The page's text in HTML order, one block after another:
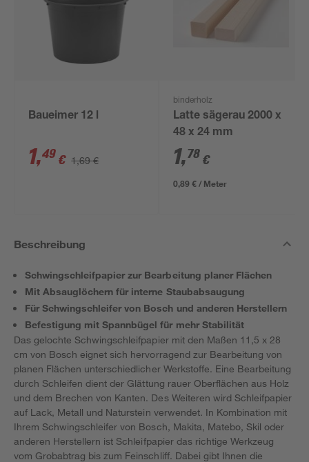
Baueimer 12 l
1,49 € 1,69 €
binderholz
Latte sägerau 2000 x
48 x 24 mm
1,78 €
0,89 € / Meter
Beschreibung
Schwingschleifpapier zur Bearbeitung planer Flächen
Mit Absauglöchern für interne Staubabsaugung
Für Schwingschleifer von Bosch und anderen Herstellern
Befestigung mit Spannbügel für mehr Stabilität
Das gelochte Schwingschleifpapier mit den Maßen 11,5 x 28
cm von Bosch eignet sich hervorragend zur Bearbeitung von
planen Flächen unterschiedlicher Werkstoffe. Eine Bearbeitung
durch Schleifen dient der Glättung rauer Oberflächen aus Holz
und dem Brechen von Kanten. Des Weiteren wird Schleifpapier
auf Lack, Metall und Naturstein verwendet. In Kombination mit
Ihrem Schwingschleifer von Bosch, Makita, Matebo, Skil oder
anderen Herstellern ist Schleifpapier das richtige Werkzeug
vom Grobabtrag bis zum Feinschliff. Dabei gibt Ihnen die